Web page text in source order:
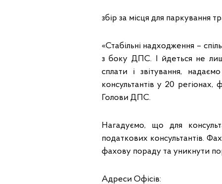
збiр за мiсця для паркування
«Стабільні надходження –
з боку ДПС. І йдеться не
сплати і звітування,
консультантів у 20
Голови ДПС.
Нагадуємо, що для
податкових консультантів.
фахову пораду та уникнути
Адреси Офісів: